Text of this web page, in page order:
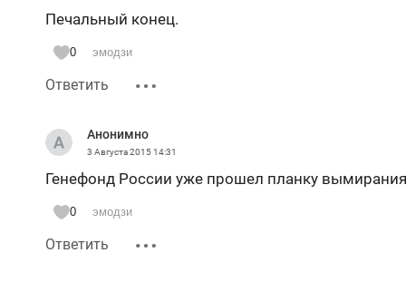
Печальный конец.
0 эмодзи
Ответить
Анонимно
3 Августа 201514:31
Генефонд России уже прошел планку
0 эмодзи
Ответить